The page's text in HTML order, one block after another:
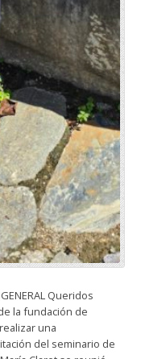
Queridos
la fundación de
una
del seminario de